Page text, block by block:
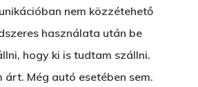
nem közzétehető
használata után be
hogy ki is tudtam szállni.
árt. Még autó esetében sem.